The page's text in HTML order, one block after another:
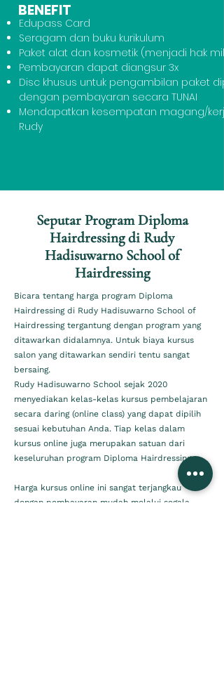
BENEFIT
Edupass Card
Seragam dan buku kurikulum
Paket alat dan kosmetik (menjadi hak
Pembayaran dapat diangsur 3x
Disc khusus untuk pengambilan paket
dengan pembayaran secara TUNAI
Mendapatkan kesempatan magang/
Rudy
Seputar Program Diploma
Hairdressing di Rudy
Hadisuwarno School of
Hairdressing
Bicara tentang harga program Diploma
Hairdressing di Rudy Hadisuwarno School of
Hairdressing tergantung dengan program yang
ditawarkan didalamnya. Untuk biaya kursus
salon yang ditawarkan sendiri tentu sangat
bersaing.
Rudy Hadisuwarno School sejak 2020
menyediakan kelas-kelas kursus pembelajaran
secara daring (online class) yang dapat dipilih
sesuai kebutuhan Anda. Tiap kelas dalam
kursus online juga merupakan satuan dari
keseluruhan program Diploma Hairdressing
Harga kursus online ini sangat terjangkau
dengan pembayaran mudah melalui segala